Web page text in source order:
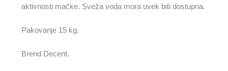
aktivnosti mačke. Sveža voda mora uvek biti dostupna.
Pakovanje 15 kg.
Brend Decent.